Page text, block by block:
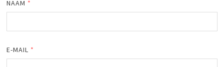
NAAM *
E-MAIL *